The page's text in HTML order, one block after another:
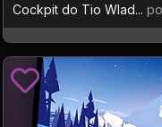
Cockpit do Tio Wlad...